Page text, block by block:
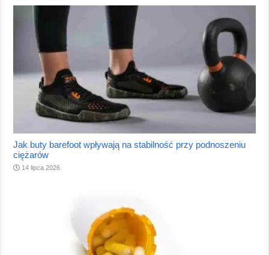
Jak buty barefoot wpływają na stabilność przy podnoszeniu
ciężarów
14 lipca 2026